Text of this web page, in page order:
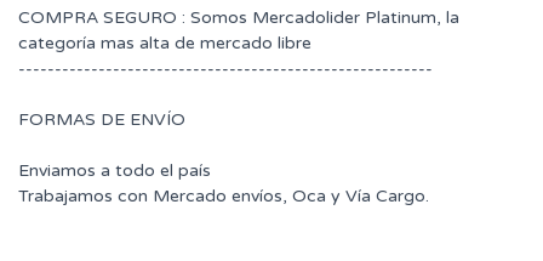
COMPRA SEGURO : Somos Mercadolider Platinum, la
categoría mas alta de mercado libre
---------------------------------------------------------
FORMAS DE ENVÍO
Enviamos a todo el país
Trabajamos con Mercado envíos, Oca y Vía Cargo.